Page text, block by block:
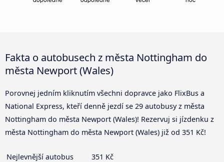
Fakta o autobusech z města Nottingham do
města Newport (Wales)
Porovnej jedním kliknutím všechni dopravce jako FlixBus a
National Express, kteří denně jezdí se 29 autobusy z města
Nottingham do města Newport (Wales)! Rezervuj si jízdenku z
města Nottingham do města Newport (Wales) již od 351 Kč!
Nejlevnější autobus
351 Kč